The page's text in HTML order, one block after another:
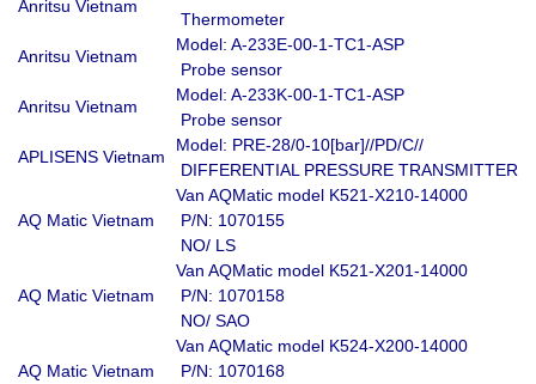
Anritsu Vietnam
Thermometer
Anritsu Vietnam
Model: A-233E-00-1-TC1-ASP
Probe sensor
Anritsu Vietnam
Model: A-233K-00-1-TC1-ASP
Probe sensor
APLISENS Vietnam
Model: PRE-28/0-10[bar]//PD/C//
DIFFERENTIAL PRESSURE TRANSMITTER
AQ Matic Vietnam
Van AQMatic model K521-X210-14000
P/N: 1070155
NO/ LS
AQ Matic Vietnam
Van AQMatic model K521-X201-14000
P/N: 1070158
NO/ SAO
AQ Matic Vietnam
Van AQMatic model K524-X200-14000
P/N: 1070168